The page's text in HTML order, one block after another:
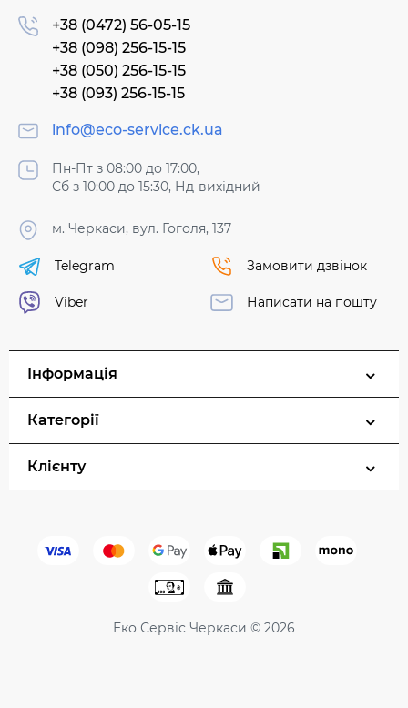
+38 (0472) 56-05-15
+38 (098) 256-15-15
+38 (050) 256-15-15
+38 (093) 256-15-15
info@eco-service.ck.ua
Пн-Пт з 08:00 до 17:00,
Сб з 10:00 до 15:30, Нд-вихідний
м. Черкаси, вул. Гоголя, 137
Telegram
Viber
Замовити дзвінок
Написати на пошту
Інформація
Категорії
Клієнту
Еко Сервіс Черкаси © 2026